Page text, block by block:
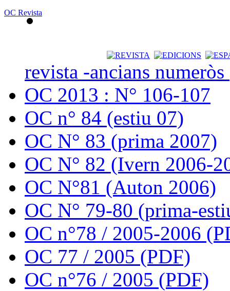
OC Revista
revista -ancians
OC 2013 : N° 106-107
OC n° 84 (estiu 07)
OC N° 83 (prima 2007)
OC N° 82 (Ivern 2006-
OC N°81 (Auton 2006)
OC N° 79-80 (prima-
OC n°78 / 2005-2006
OC 77 / 2005 (PDF)
OC n°76 / 2005 (PDF)